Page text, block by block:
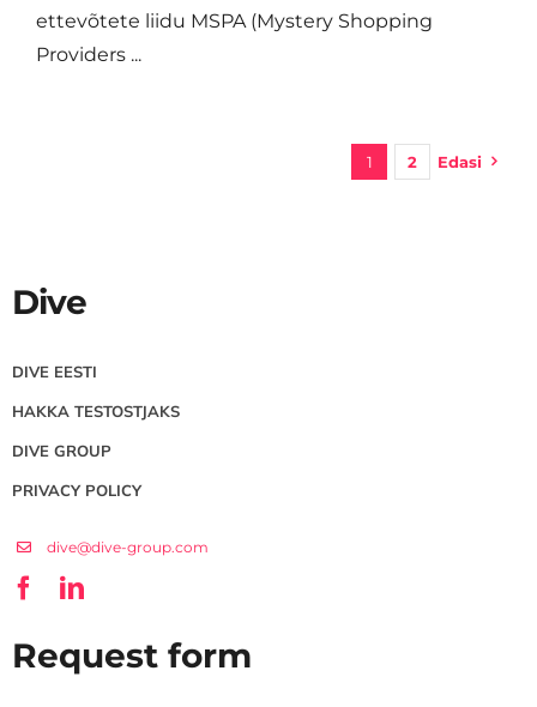
ettevõtete liidu MSPA (Mystery Shopping
Providers ...
1 2 Edasi
Dive
DIVE EESTI
HAKKA TESTOSTJAKS
DIVE GROUP
PRIVACY POLICY
dive@dive-group.com
Request form